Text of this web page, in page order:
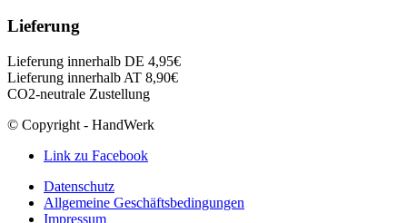
Lieferung
Lieferung innerhalb DE 4,95€
Lieferung innerhalb AT 8,90€
CO2-neutrale Zustellung
© Copyright - HandWerk
Link zu Facebook
Datenschutz
Allgemeine Geschäftsbedingungen
Impressum